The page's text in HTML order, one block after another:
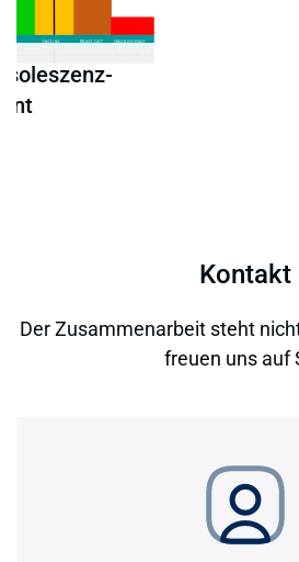
Kontakt
Der Zusammenarbeit steht
freuen uns auf